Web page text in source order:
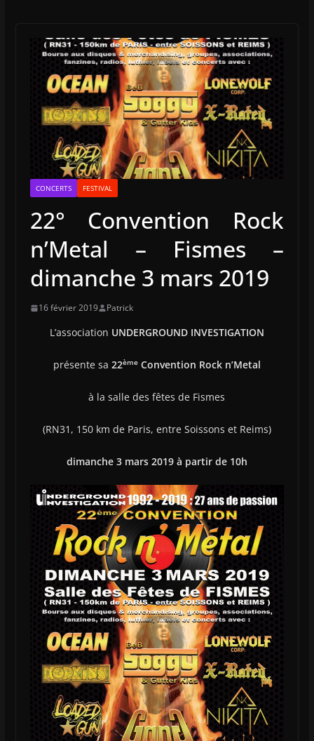
CONCERTS FESTIVAL
22° Convention Rock
n’Metal – Fismes –
dimanche 3 mars 2019
16 février 2019 Patrick
L’association UNDERGROUND INVESTIGATION
présente sa 22èmeConvention Rock n’Metal
à la salle des fêtes de Fismes
(RN31, 150 km de Paris, entre Soissons et Reims)
dimanche 3 mars 2019 à partir de 10h